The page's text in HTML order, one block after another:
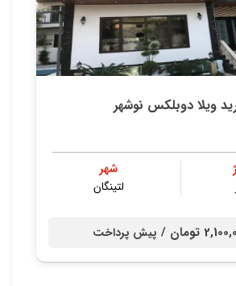
ویلا دوبلکس نوشهر
شهر
لتینگان
تومان / پیش پرداخت